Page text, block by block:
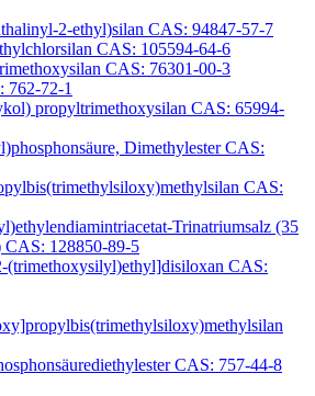
2-ethyl)silan CAS: 94847-57-7
CAS: 105594-64-6
CAS: 76301-00-3
762-72-1
propyltrimethoxysilan CAS: 65994-
Dimethylester CAS:
CAS:
Trinatriumsalz (35
CAS: 128850-89-5
(trimethoxysilyl)ethyl]disiloxan CAS:
CAS: 757-44-8